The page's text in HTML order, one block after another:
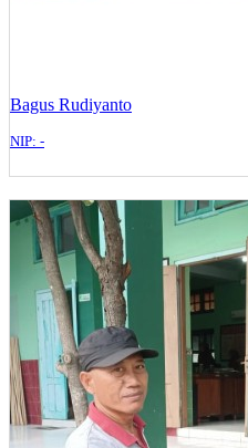
Bagus Rudiyanto
NIP: -